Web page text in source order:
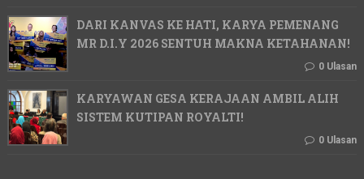
DARI KANVAS KE HATI, KARYA PEMENANG
MR D.I.Y 2026 SENTUH MAKNA KETAHANAN!
0 Ulasan
KARYAWAN GESA KERAJAAN AMBIL ALIH
SISTEM KUTIPAN ROYALTI!
0 Ulasan